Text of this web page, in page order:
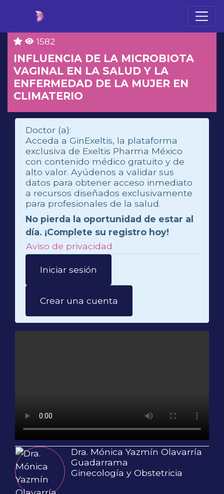
1582
INFLUENCIA DE LA MICROBIOTA
VAGINAL EN LA SALUD Y LA
ENFERMEDAD DE LA MUJER EN
CLIMATERIO
Doctor (a):
Acceda a GinExeltis, la plataforma
exclusiva de Exeltis Pharma México
con contenido médico gratuito y de
alto valor. Ayúdenos a validar sus
datos para obtener acceso inmediato
a recursos diseñados exclusivamente
para profesionales de la salud.
No pierda la oportunidad de estar al
día. ¡Complete su registro hoy!
Aviso de privacidad
Iniciar sesión
Crear una cuenta
Dra. Mónica Yazmín Olavarría
Guadarrama
Ginecología y Obstetricia